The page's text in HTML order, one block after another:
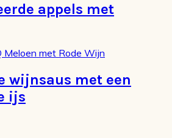
appels met
wijnsaus met een
ijs